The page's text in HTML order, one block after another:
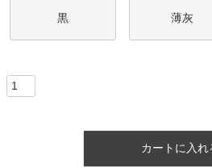
黒 薄灰
カートに入れ